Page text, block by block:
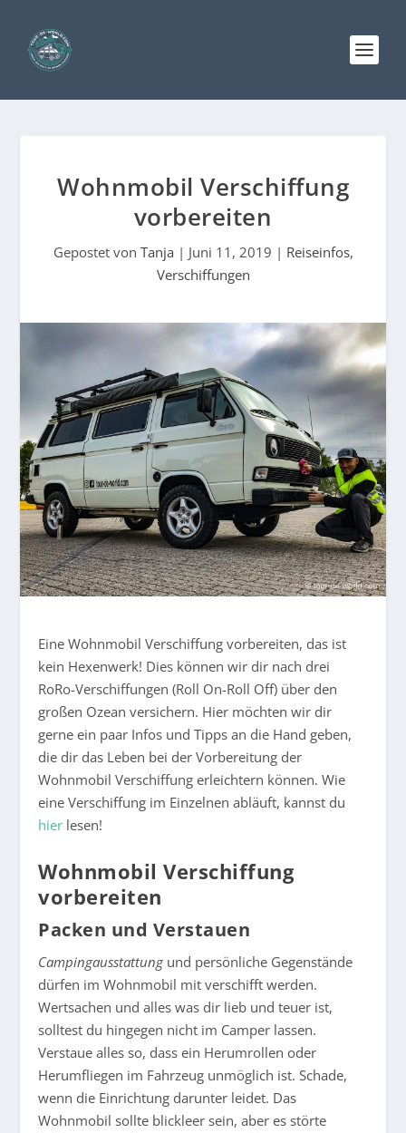
Wohnmobil Verschiffung
vorbereiten
Gepostet von Tanja | Juni 11, 2019 | Reiseinfos,
Verschiffungen
Eine Wohnmobil Verschiffung vorbereiten, das ist
kein Hexenwerk! Dies können wir dir nach drei
RoRo-Verschiffungen (Roll On-Roll Off) über den
großen Ozean versichern. Hier möchten wir dir
gerne ein paar Infos und Tipps an die Hand geben,
die dir das Leben bei der Vorbereitung der
Wohnmobil Verschiffung erleichtern können. Wie
eine Verschiffung im Einzelnen abläuft, kannst du
hier lesen!
Wohnmobil Verschiffung
vorbereiten
Packen und Verstauen
Campingausstattung und persönliche Gegenstände
dürfen im Wohnmobil mit verschifft werden.
Wertsachen und alles was dir lieb und teuer ist,
solltest du hingegen nicht im Camper lassen.
Verstaue alles so, dass ein Herumrollen oder
Herumfliegen im Fahrzeug unmöglich ist. Schade,
wenn die Einrichtung darunter leidet. Das
Wohnmobil sollte blickleer sein, aber es störte